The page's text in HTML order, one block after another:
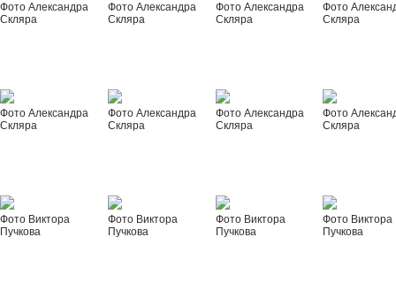
Фото Александра
Скляра
Фото Александра
Скляра
Фото Александра
Скляра
Фото
Скляра
Фото Александра
Скляра
Фото Александра
Скляра
Фото Александра
Скляра
Фото
Скляра
Фото Виктора
Пучкова
Фото Виктора
Пучкова
Фото Виктора
Пучкова
Фото Виктора
Пучкова